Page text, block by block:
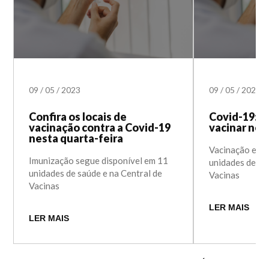
09/05/ 2023
Confira os locais de
vacinação contra a Covid-19
nesta quarta-feira
Imunização segue disponível em 11
unidades de saúde e na Central de
Vacinas
LER MAIS
09/05/ 2023
Covid-19:
vacinar
Vacinação
unidades de
Vacinas
LER MAIS